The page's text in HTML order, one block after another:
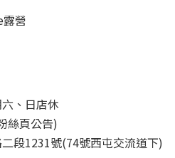
營
、日店休
絲頁公告)
段1231號(74號西屯交流道下)